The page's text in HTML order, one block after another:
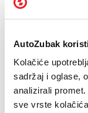
AutoZubak
Kolačiće
sadržaj i oglase,
analizirali
sve vrste